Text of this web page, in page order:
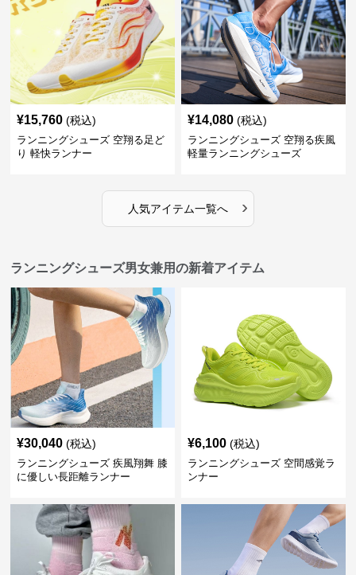
¥15,760 (税込)
ランニングシューズ 空翔る足ど
り 軽快ランナー
¥14,080 (税込)
ランニングシューズ 空翔る疾風
軽量ランニングシューズ
人気アイテム一覧へ ›
ランニングシューズ男女兼用の新着アイテム
¥30,040 (税込)
ランニングシューズ 疾風翔舞 膝
に優しい長距離ランナー
¥6,100 (税込)
ランニングシューズ 空間感覚ラ
ンナー